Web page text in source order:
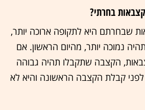
שבחרתם היא לתקופה ארוכה יותר,
נמוכה יותר, מהיום הראשון. אם
הקצבה שתקבלו תהיה גבוהה
קבלת הקצבה הראשונה והיא לא